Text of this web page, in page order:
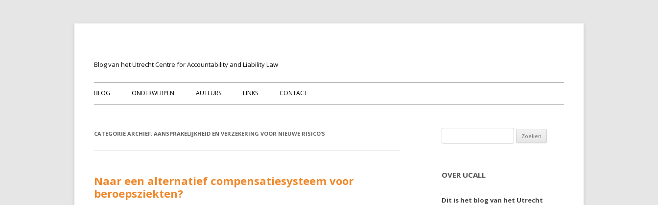
Blog van het Utrecht Centre for Accountability and Liability Law
Spring naar de inhoud
BLOG ONDERWERPEN AUTEURS LINKS CONTACT
CATEGORIE ARCHIEF: AANSPRAKELIJKHEID EN VERZEKERING VOOR NIEUWE RISICO’S
Naar een alternatief compensatiesysteem voor
beroepsziekten?
OVER UCALL
Dit is het blog van het Utrecht